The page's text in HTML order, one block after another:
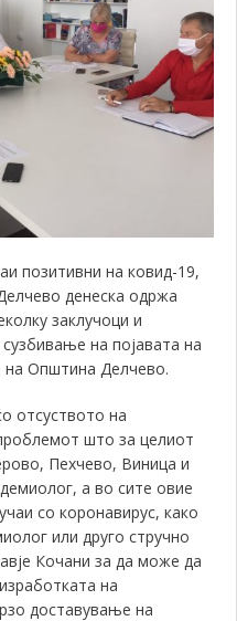
позитивни на ковид-19,
денеска одржа
заклучоци и
на појавата на
на Општина Делчево.
отсуството на
што за целиот
Пехчево, Виница и
а во сите овие
со коронавирус, како
или друго стручно
Кочани за да може да
на
доставување на